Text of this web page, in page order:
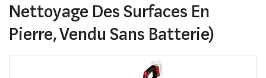
Nettoyage Des Surfaces En
Pierre, Vendu Sans Batterie)